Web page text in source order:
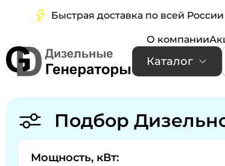
Быстрая доставка по всей России
О компании
Каталог
Подбор
Мощность, кВт: